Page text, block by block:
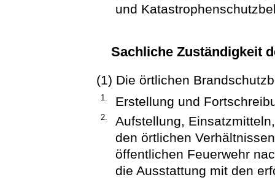
und
Sachliche Zuständigkeit
(1) Die örtlichen
1. Erstellung und
2.
Aufstellung,
den örtlichen
öffentlichen Feuerwehr
die Ausstattung mit den